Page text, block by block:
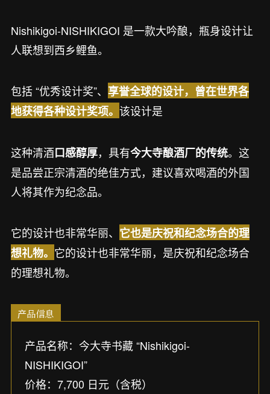
Nishikigoi-NISHIKIGOI 是一款大吟酿，瓶身设计让
人联想到西乡鲤鱼。
包括 “优秀设计奖”、 享誉全球的设计，曾在世界各
地获得各种设计奖项。 该设计是
这种清酒口感醇厚，具有今大寺酿酒厂的传统。这
是品尝正宗清酒的绝佳方式，建议喜欢喝酒的外国
人将其作为纪念品。
它的设计也非常华丽、 它也是庆祝和纪念场合的理
想礼物。 它的设计也非常华丽，是庆祝和纪念场合
的理想礼物。
产品信息
产品名称：今大寺书藏 “Nishikigoi-
NISHIKIGOI”
价格：7,700 日元（含税）